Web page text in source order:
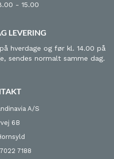
- 15.00
LEVERING
hverdage og før kl. 14.00 på
sendes normalt samme dag.
A/S
6B
7188